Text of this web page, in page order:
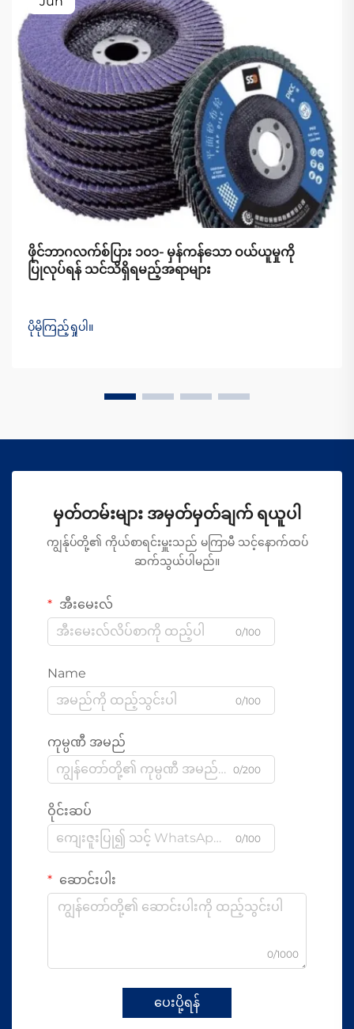
ဖိုင်ဘာဂလက်စ်ပြား ၁၀၁- မှန်ကန်သော ဝယ်ယူမှုကို
ပြုလုပ်ရန် သင်သိရှိရမည့်အရာများ
ပိုမိုကြည့်ရှုပါ။
မှတ်တမ်းများ အမှတ်မှတ်ချက် ရယူပါ
ကျွန်ုပ်တို့၏ ကိုယ်စာရင်းမှူးသည် မကြာမီ သင့်နောက်ထပ်
ဆက်သွယ်ပါမည်။
အီးမေးလ်
0/100
Name
0/100
ကုမ္ပဏီ အမည်
0/200
ဝိုင်းဆပ်
0/100
ဆောင်းပါး
0/1000
ပေးပို့ရန်